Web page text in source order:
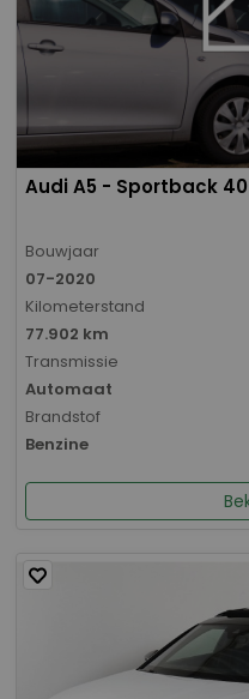
Audi A5 - Sportback
Bouwjaar
07-2020
Kilometerstand
77.902 km
Transmissie
Automaat
Brandstof
Benzine